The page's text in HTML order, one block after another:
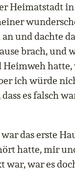
Heimatstadt in
und dachte
brach, und
hatte,
ich würde
es falsch
das erste
hatte, mir
war, war es